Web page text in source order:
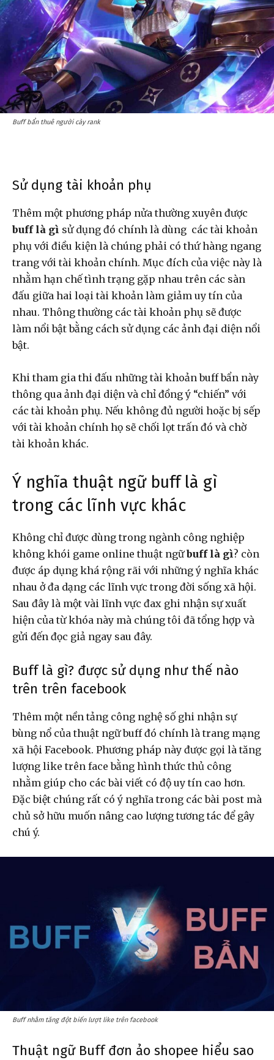
Buff bẩn thuê người cày rank
Sử dụng tài khoản phụ
Thêm một phương pháp nửa thường xuyên được
buff là gì sử dụng đó chính là dùng các tài khoản
phụ với điều kiện là chúng phải có thứ hàng ngang
trang với tài khoản chính. Mục đích của việc này là
nhằm hạn chế tình trạng gặp nhau trên các sàn
đấu giữa hai loại tài khoản làm giảm uy tín của
nhau. Thông thường các tài khoản phụ sẽ được
làm nổi bật bằng cách sử dụng các ảnh đại diện nổi
bật.
Khi tham gia thi đấu những tài khoản buff bẩn này
thông qua ảnh đại diện và chỉ đồng ý “chiến” với
các tài khoản phụ. Nếu không đủ người hoặc bị sếp
với tài khoản chính họ sẽ chối lọt trấn đó và chờ
tài khoản khác.
Ý nghĩa thuật ngữ buff là gì
trong các lĩnh vực khác
Không chỉ được dùng trong ngành công nghiệp
không khói game online thuật ngữbuff là gì? còn
được áp dụng khá rộng rãi với những ý nghĩa khác
nhau ở đa dạng các lĩnh vực trong đời sống xã hội.
Sau đây là một vài lĩnh vực đax ghi nhận sự xuất
hiện của từ khóa này mà chúng tôi đã tổng hợp và
gửi đến đọc giả ngay sau đây.
Buff là gì? được sử dụng như thế nào
trên trên facebook
Thêm một nền tảng công nghệ số ghi nhận sự
bùng nổ của thuật ngữ buff đó chính là trang mạng
xã hội Facebook. Phương pháp này được gọi là tăng
lượng like trên face bằng hình thức thủ công
nhằm giúp cho các bài viết có độ uy tín cao hơn.
Đặc biệt chúng rất có ý nghĩa trong các bài post mà
chủ sở hữu muốn nâng cao lượng tương tác để gây
chú ý.
Buff nhằm tăng đột biến lượt like trên facebook
Thuật ngữ Buff đơn ảo shopee hiểu sao